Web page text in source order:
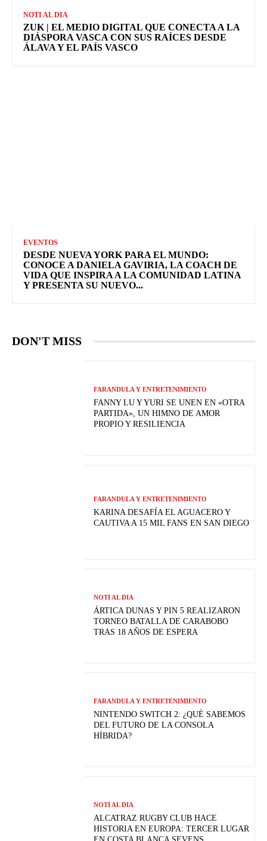
NOTI AL DIA
ZUK | EL MEDIO DIGITAL QUE CONECTA A LA
DIÁSPORA VASCA CON SUS RAÍCES DESDE
ÁLAVA Y EL PAÍS VASCO
EVENTOS
DESDE NUEVA YORK PARA EL MUNDO:
CONOCE A DANIELA GAVIRIA, LA COACH DE
VIDA QUE INSPIRA A LA COMUNIDAD LATINA
Y PRESENTA SU NUEVO...
DON'T MISS
FARANDULA Y ENTRETENIMIENTO
FANNY LU Y YURI SE UNEN EN «OTRA
PARTIDA», UN HIMNO DE AMOR
PROPIO Y RESILIENCIA
FARANDULA Y ENTRETENIMIENTO
KARINA DESAFÍA EL AGUACERO Y
CAUTIVA A 15 MIL FANS EN SAN DIEGO
NOTI AL DIA
ÁRTICA DUNAS Y PIN 5 REALIZARON
TORNEO BATALLA DE CARABOBO
TRAS 18 AÑOS DE ESPERA
FARANDULA Y ENTRETENIMIENTO
NINTENDO SWITCH 2: ¿QUÉ SABEMOS
DEL FUTURO DE LA CONSOLA
HÍBRIDA?
NOTI AL DIA
ALCATRAZ RUGBY CLUB HACE
HISTORIA EN EUROPA: TERCER LUGAR